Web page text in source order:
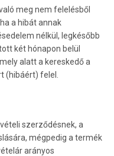
meg nem felelésből
a hibát annak
nélkül, legkésőbb
két hónapon belül
alatt a kereskedő a
(hibáért) felel.
szerződésnek, a
mégpedig a termék
arányos